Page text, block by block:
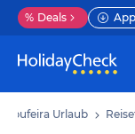
% Deals
Albufeira Urlaub